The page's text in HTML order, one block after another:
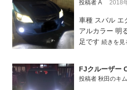
投稿者 A 2018
車種 スバル エ
アルカラー 明
足です 続きを見
FJクルーザー
投稿者 秋田のキ